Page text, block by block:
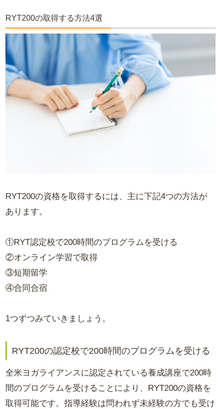
RYT200の取得する方法4選
RYT200の資格を取得するには、主に下記4つの方法が
あります。
①RYT認定校で200時間のプログラムを受ける
②オンライン学習で取得
③短期留学
④合同合宿
1つずつみていきましょう。
RYT200の認定校で200時間のプログラムを受ける
全米ヨガライアンスに認定されている養成講座で200時
間のプログラムを受けることにより、RYT200の資格を
取得可能です。指導経験は問われず未経験の方でも受け